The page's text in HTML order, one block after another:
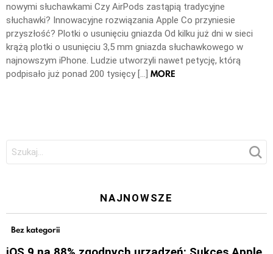
nowymi słuchawkami Czy AirPods zastąpią tradycyjne
słuchawki? Innowacyjne rozwiązania Apple Co przyniesie
przyszłość? Plotki o usunięciu gniazda Od kilku już dni w sieci
krążą plotki o usunięciu 3,5 mm gniazda słuchawkowego w
najnowszym iPhone. Ludzie utworzyli nawet petycję, którą
podpisało już ponad 200 tysięcy […] MORE
Szukaj:
NAJNOWSZE
Bez kategorii